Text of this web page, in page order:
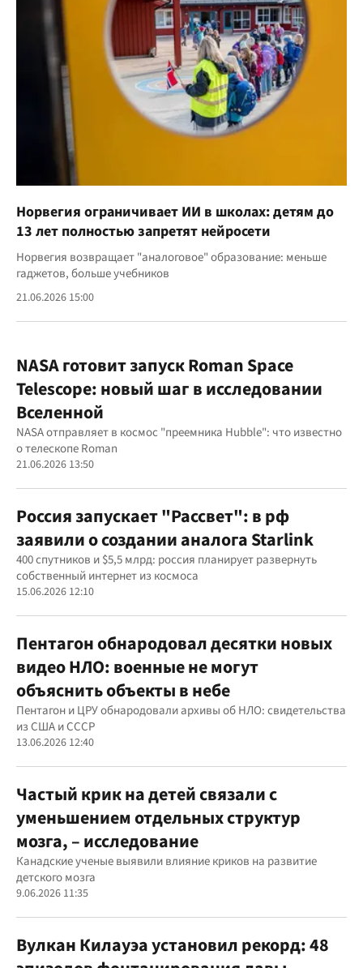
Норвегия ограничивает ИИ в школах: детям до
13 лет полностью запретят нейросети
Норвегия возвращает "аналоговое" образование: меньше
гаджетов, больше учебников
21.06.2026 15:00
NASA готовит запуск Roman Space
Telescope: новый шаг в исследовании
Вселенной
NASA отправляет в космос "преемника Hubble": что известно
о телескопе Roman
21.06.2026 13:50
Россия запускает "Рассвет": в рф
заявили о создании аналога Starlink
400 спутников и $5,5 млрд: россия планирует развернуть
собственный интернет из космоса
15.06.2026 12:10
Пентагон обнародовал десятки новых
видео НЛО: военные не могут
объяснить объекты в небе
Пентагон и ЦРУ обнародовали архивы об НЛО: свидетельства
из США и СССР
13.06.2026 12:40
Частый крик на детей связали с
уменьшением отдельных структур
мозга, – исследование
Канадские ученые выявили влияние криков на развитие
детского мозга
9.06.2026 11:35
Вулкан Килауэа установил рекорд: 48